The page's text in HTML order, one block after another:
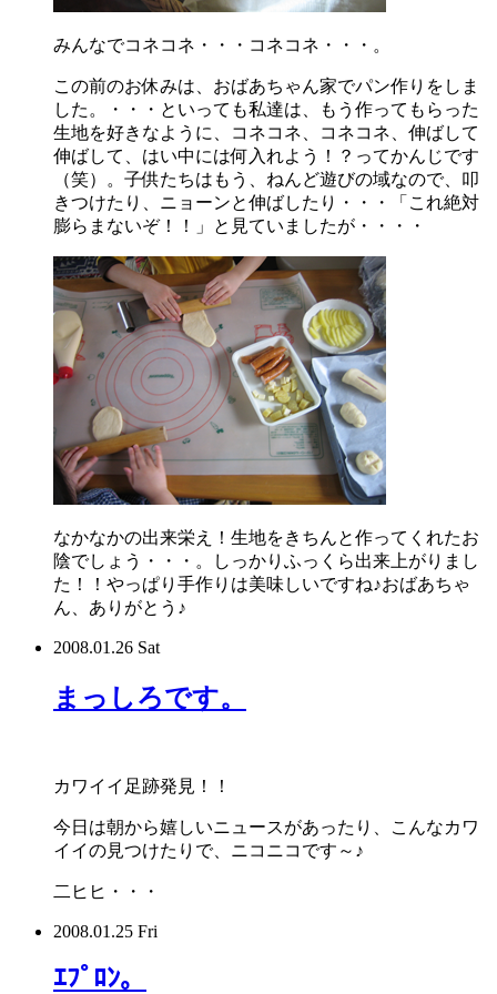
みんなでコネコネ・・・コネコネ・・・。
この前のお休みは、おばあちゃん家でパン作りをしま
した。・・・といっても私達は、もう作ってもらった
生地を好きなように、コネコネ、コネコネ、伸ばして
伸ばして、はい中には何入れよう！？ってかんじです
（笑）。子供たちはもう、ねんど遊びの域なので、叩
きつけたり、ニョーンと伸ばしたり・・・「これ絶対
膨らまないぞ！！」と見ていましたが・・・・
なかなかの出来栄え！生地をきちんと作ってくれたお
陰でしょう・・・。しっかりふっくら出来上がりまし
た！！やっぱり手作りは美味しいですね♪おばあちゃ
ん、ありがとう♪
2008.01.26 Sat
まっしろです。
カワイイ足跡発見！！
今日は朝から嬉しいニュースがあったり、こんなカワ
イイの見つけたりで、ニコニコです～♪
二ヒヒ・・・
2008.01.25 Fri
ｴﾌﾟﾛﾝ。